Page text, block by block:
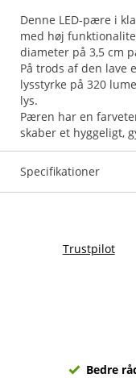
Denne LED-pære i
med høj
diameter på 3,5 cm
På trods af den lave
lysstyrke på 320
lys.
Pæren har en
skaber et hyggeligt,
Specifikationer
Trustpilot
Bedre